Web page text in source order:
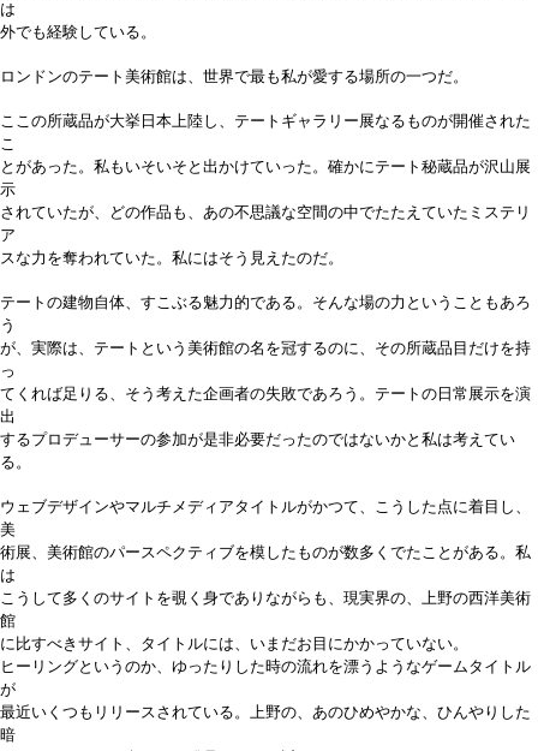
は
外でも経験している。
ロンドンのテート美術館は、世界で最も私が愛する場所の一つだ。
ここの所蔵品が大挙日本上陸し、テートギャラリー展なるものが開催された
こ
とがあった。私もいそいそと出かけていった。確かにテート秘蔵品が沢山展
示
されていたが、どの作品も、あの不思議な空間の中でたたえていたミステリ
ア
スな力を奪われていた。私にはそう見えたのだ。
テートの建物自体、すこぶる魅力的である。そんな場の力ということもあろ
う
が、実際は、テートという美術館の名を冠するのに、その所蔵品目だけを持
っ
てくれば足りる、そう考えた企画者の失敗であろう。テートの日常展示を演
出
するプロデューサーの参加が是非必要だったのではないかと私は考えてい
る。
ウェブデザインやマルチメディアタイトルがかつて、こうした点に着目し、
美
術展、美術館のパースペクティブを模したものが数多くでたことがある。私
は
こうして多くのサイトを覗く身でありながらも、現実界の、上野の西洋美術
館
に比すべきサイト、タイトルには、いまだお目にかかっていない。
ヒーリングというのか、ゆったりした時の流れを漂うようなゲームタイトル
が
最近いくつもリリースされている。上野の、あのひめやかな、ひんやりした
暗